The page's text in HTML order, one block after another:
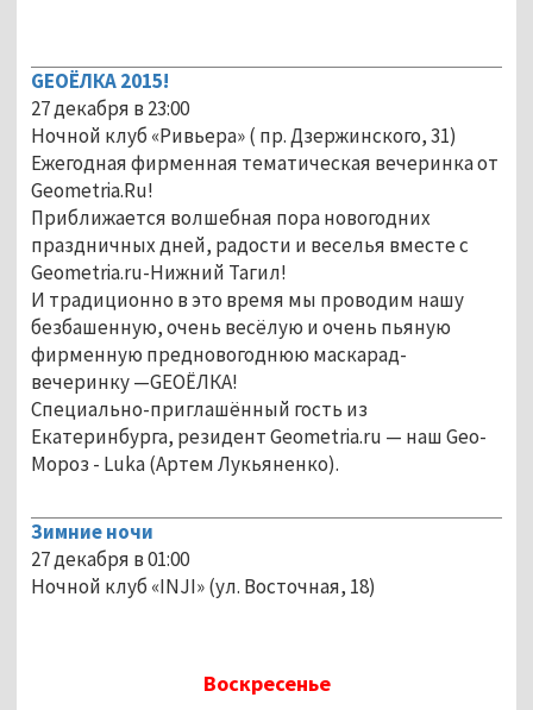
GEOЁЛКА 2015!
27 декабря в 23:00
Ночной клуб «Ривьера» ( пр. Дзержинского, 31)
Ежегодная фирменная тематическая вечеринка от
Geometria.Ru!
Приближается волшебная пора новогодних
праздничных дней, радости и веселья вместе с
Geometria.ru-Нижний Тагил!
И традиционно в это время мы проводим нашу
безбашенную, очень весёлую и очень пьяную
фирменную предновогоднюю маскарад-
вечеринку —GEOЁЛКА!
Специально-приглашённый гость из
Екатеринбурга, резидент Geometria.ru — наш Geo-
Мороз - Luka (Артем Лукьяненко).
Зимние ночи
27 декабря в 01:00
Ночной клуб «INJI» (ул. Восточная, 18)
Воскресенье